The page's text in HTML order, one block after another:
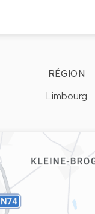
RÉGION
Limbourg